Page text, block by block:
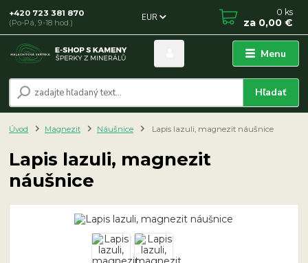
Menu
EUR
Hľadať
+420 723 381 870
(Po-Pá, 9-18 hod.)
0 ks
za 0,00 €
Úvod Magnezit Náušnice Lapis lazuli, magnezit náušnice
Lapis lazuli, magnezit
náušnice